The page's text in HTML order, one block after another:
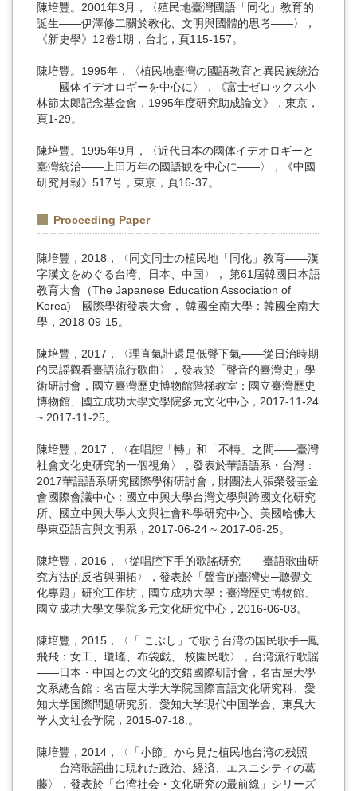
陳培豐。2001年3月，〈殖民地臺灣國語「同化」教育的
誕生――伊澤修二關於教化、文明與國體的思考――〉，
《新史學》12卷1期，台北，頁115-157。
陳培豐。1995年，〈植民地臺灣の國語教育と異民族統治
――國体イデオロギーを中心に〉，《富士ゼロックス小
林節太郎記念基金會，1995年度研究助成論文》，東京，
頁1-29。
陳培豐。1995年9月，〈近代日本の國体イデオロギーと
臺灣統治――上田万年の國語観を中心に――〉，《中國
研究月報》517号，東京，頁16-37。
Proceeding Paper
陳培豐，2018，〈同文同士の植民地「同化」教育——漢
字漢文をめぐる台湾、日本、中国〉， 第61屆韓國日本語
教育大會（The Japanese Education Association of
Korea) 國際學術發表大會， 韓國全南大學：韓國全南大
學，2018-09-15。
陳培豐，2017，〈理直氣壯還是低聲下氣——從日治時期
的民謡觀看臺語流行歌曲〉，發表於「聲音的臺灣史」學
術研討會，國立臺灣歷史博物館階梯教室：國立臺灣歷史
博物館、國立成功大學文學院多元文化中心，2017-11-24
~ 2017-11-25。
陳培豐，2017，〈在唱腔「轉」和「不轉」之間——臺灣
社會文化史研究的一個視角〉，發表於華語語系・台灣：
2017華語語系研究國際學術研討會，財團法人張榮發基金
會國際會議中心：國立中興大學台灣文學與跨國文化研究
所、國立中興大學人文與社會科學研究中心、美國哈佛大
學東亞語言與文明系，2017-06-24 ~ 2017-06-25。
陳培豐，2016，〈從唱腔下手的歌謠研究——臺語歌曲研
究方法的反省與開拓〉，發表於「聲音的臺灣史─聽覺文
化專題」研究工作坊，國立成功大學：臺灣歷史博物館、
國立成功大學文學院多元文化研究中心，2016-06-03。
陳培豐，2015，〈「 こぶし」で歌う台湾の国民歌手─鳳
飛飛：女工、瓊瑤、布袋戯、 校園民歌〉，台湾流行歌謡
——日本・中国との文化的交錯國際研討會，名古屋大學
文系總合館：名古屋大学大学院国際言語文化研究科、愛
知大学国際問題研究所、愛知大学現代中国学会、東呉大
学人文社会学院，2015-07-18.。
陳培豐，2014，〈「小節」から見た植民地台湾の残照
——台湾歌謡曲に現れた政治、経済、エスニシティの葛
藤〉，發表於「台湾社会・文化研究の最前線」シリーズ